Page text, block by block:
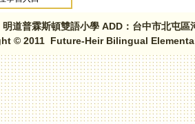
明道普霖斯頓雙語小學 ADD：台中市北屯
© 2011 Future-Heir Bilingual